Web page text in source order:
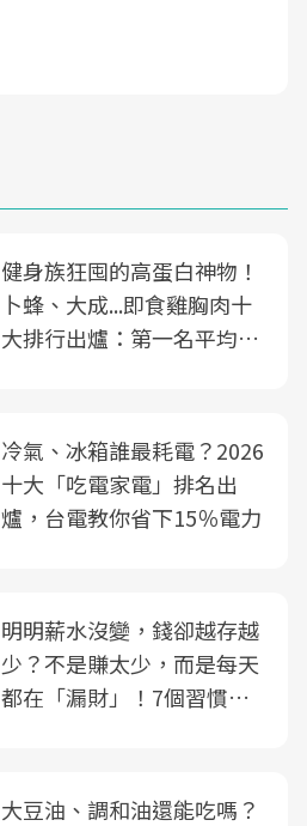
健身族狂囤的高蛋白神物！
卜蜂、大成...即食雞胸肉十
大排行出爐：第一名平均一
冷氣、冰箱誰最耗電？2026
十大「吃電家電」排名出
爐，台電教你省下15％電力
明明薪水沒變，錢卻越存越
少？不是賺太少，而是每天
都在「漏財」！7個習慣一
大豆油、調和油還能吃嗎？